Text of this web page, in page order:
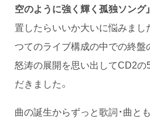
空のように強く輝く孤独ソング」
置したらいいか大いに悩みまし
つてのライブ構成の中での終
怒涛の展開を思い出してCD2
だきました。
曲の誕生からずっと歌詞・曲と